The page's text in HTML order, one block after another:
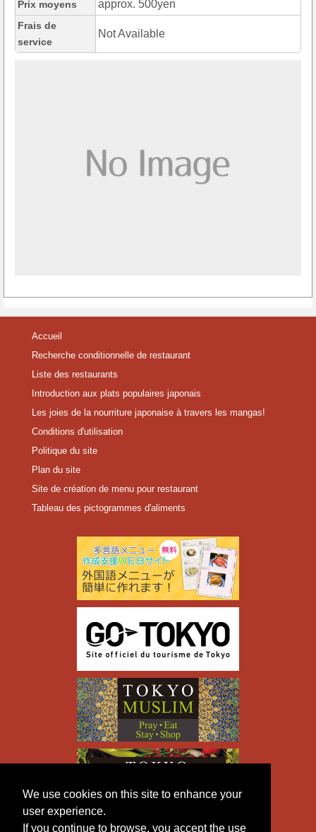
We use cookies on this site to enhance your
user experience.
If you continue to browse, you accept the use
Prix moyens approx. 500yen
Frais de
service
Not Available
Accueil
Recherche conditionnelle de restaurant
Liste des restaurants
Introduction aux plats populaires japonais
Les joies de la nourriture japonaise à travers les mangas!
Conditions d'utilisation
Politique du site
Plan du site
Site de création de menu pour restaurant
Tableau des pictogrammes d'aliments